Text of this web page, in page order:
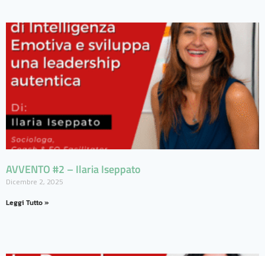
AVVENTO #2 – Ilaria Iseppato
Dicembre 2, 2025
Leggi Tutto »